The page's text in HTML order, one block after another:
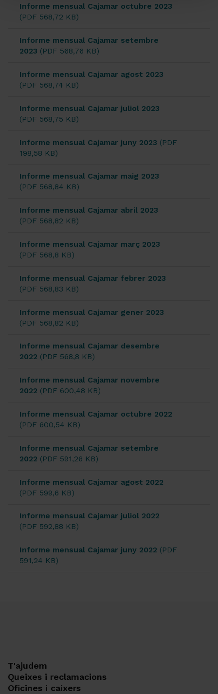
Informe mensual Cajamar octubre 2023
(PDF 568,72 KB)
Informe mensual Cajamar setembre
2023 (PDF 568,76 KB)
Informe mensual Cajamar agost 2023
(PDF 568,74 KB)
Informe mensual Cajamar juliol 2023
(PDF 568,75 KB)
Informe mensual Cajamar juny 2023 (PDF
198,58 KB)
Informe mensual Cajamar maig 2023
(PDF 568,84 KB)
Informe mensual Cajamar abril 2023
(PDF 568,82 KB)
Informe mensual Cajamar març 2023
(PDF 568,8 KB)
Informe mensual Cajamar febrer 2023
(PDF 568,83 KB)
Informe mensual Cajamar gener 2023
(PDF 568,82 KB)
Informe mensual Cajamar desembre
2022 (PDF 568,8 KB)
Informe mensual Cajamar novembre
2022 (PDF 600,48 KB)
Informe mensual Cajamar octubre 2022
(PDF 600,54 KB)
Informe mensual Cajamar setembre
2022 (PDF 591,26 KB)
Informe mensual Cajamar agost 2022
(PDF 599,6 KB)
Informe mensual Cajamar juliol 2022
(PDF 592,88 KB)
Informe mensual Cajamar juny 2022 (PDF
591,24 KB)
T'ajudem
Queixes i reclamacions
Oficines i caixers